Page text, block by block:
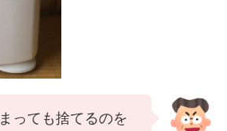
っても捨てるのを